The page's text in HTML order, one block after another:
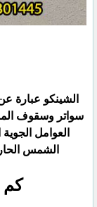
الشينكو عبارة
سواتر وسقوف
العوامل
الشمس
كم